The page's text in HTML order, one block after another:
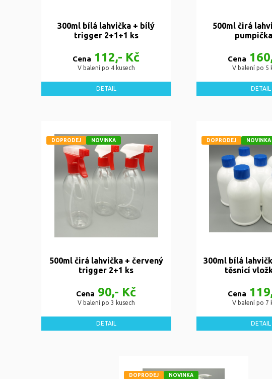
300ml bílá lahvička + bílý
trigger 2+1+1 ks
Cena 112,- Kč
V balení po 4 kusech
DETAIL
500ml čirá
Cena
V balení po 5
DETAIL
DOPRODEJ NOVINKA
500ml čirá lahvička + červený
trigger 2+1 ks
Cena 90,- Kč
V balení po 3 kusech
DETAIL
DOPRODEJ NOVINKA
300ml bílá
těsnící
Cena
V balení po 7
DETAIL
DOPRODEJ NOVINKA